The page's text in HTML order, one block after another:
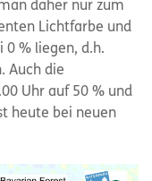
daher nur zum
Lichtfarbe und
0 % liegen, d.h.
Auch die
Uhr auf 50 % und
heute bei neuen